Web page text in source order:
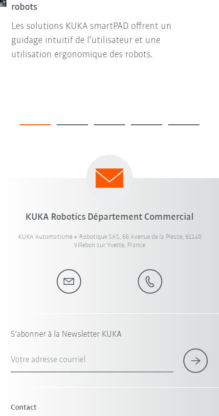
robots
Les solutions KUKA smartPAD offrent un
guidage intuitif de l’utilisateur et une
utilisation ergonomique des robots.
KUKA Robotics Département Commercial
KUKA Automatisme + Robotique SAS, 66 Avenue de la Plesse, 91140
Villebon sur Yvette, France
S'abonner à la Newsletter KUKA
Votre adresse courriel
Contact